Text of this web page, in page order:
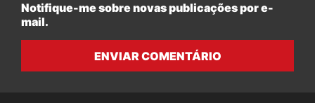
Notifique-me sobre novas publicações por e-
mail.
ENVIAR COMENTÁRIO